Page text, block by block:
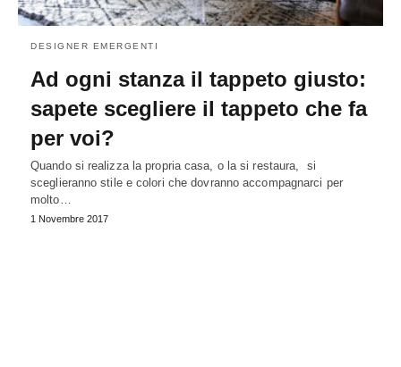
DESIGNER EMERGENTI
Ad ogni stanza il tappeto giusto:
sapete scegliere il tappeto che fa
per voi?
Quando si realizza la propria casa, o la si restaura, si
sceglieranno stile e colori che dovranno accompagnarci per
molto…
1 Novembre 2017